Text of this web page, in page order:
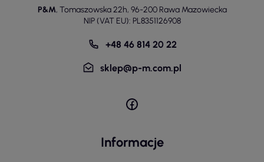
P&M, Tomaszowska 22h, 96-200 Rawa Mazowiecka
NIP (VAT EU): PL8351126908
+48 46 814 20 22
sklep@p-m.com.pl
Informacje